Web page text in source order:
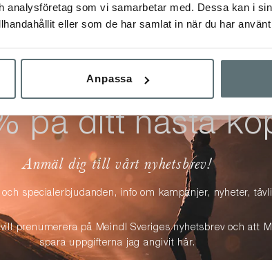
analysföretag som vi samarbetar med. Dessa kan i
eller som de har samlat in när du har
Anpassa
på ditt nästa
Anmäl dig till vårt nyhetsbrev!
specialerbjudanden, info om kampanjer, nyheter,
prenumerera på Meindl Sveriges nyhetsbrev och att
spara uppgifterna jag angivit här.